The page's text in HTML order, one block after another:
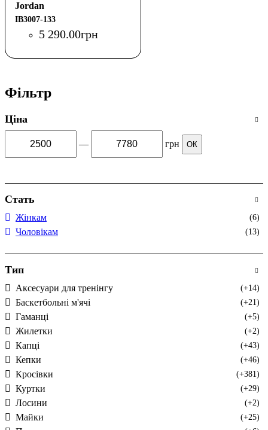
Jordan
IB3007-133
5 290.00грн
Фільтр
Ціна
— грн ОК
Стать
Жінкам (6)
Чоловікам (13)
Тип
Аксесуари для тренінгу (+14)
Баскетбольні м'ячі (+21)
Гаманці (+5)
Жилетки (+2)
Капці (+43)
Кепки (+46)
Кросівки (+381)
Куртки (+29)
Лосини (+2)
Майки (+25)